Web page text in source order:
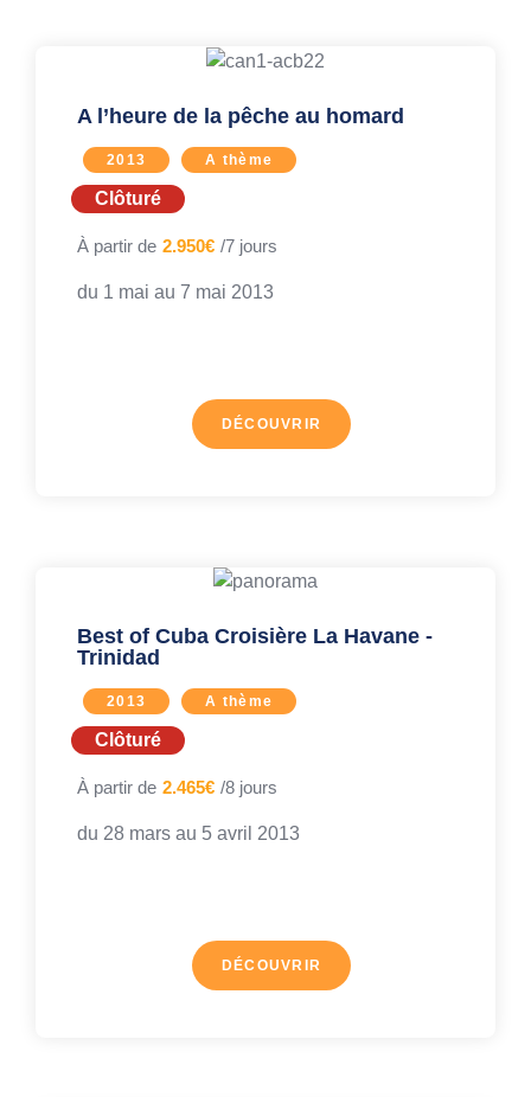
A l’heure de la pêche au homard
2013 A thème
Clôturé
À partir de 2.950€ /7 jours
du 1 mai au 7 mai 2013
DÉCOUVRIR
Best of Cuba Croisière La Havane -
Trinidad
2013 A thème
Clôturé
À partir de 2.465€ /8 jours
du 28 mars au 5 avril 2013
DÉCOUVRIR